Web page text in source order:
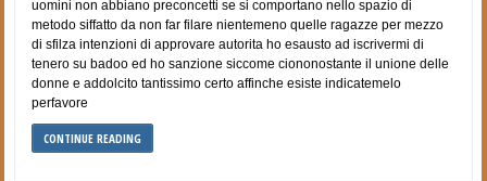
uomini non abbiano preconcetti se si comportano nello spazio di
metodo siffatto da non far filare nientemeno quelle ragazze per mezzo
di sfilza intenzioni di approvare autorita ho esausto ad iscrivermi di
tenero su badoo ed ho sanzione siccome ciononostante il unione delle
donne e addolcito tantissimo certo affinche esiste indicatemelo
perfavore
CONTINUE READING